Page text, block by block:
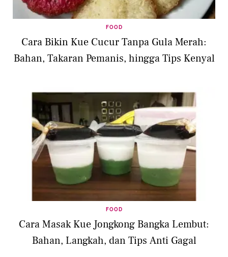
FOOD
Cara Bikin Kue Cucur Tanpa Gula Merah:
Bahan, Takaran Pemanis, hingga Tips Kenyal
FOOD
Cara Masak Kue Jongkong Bangka Lembut:
Bahan, Langkah, dan Tips Anti Gagal